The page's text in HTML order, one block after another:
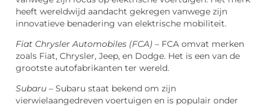
heeft wereldwijd aandacht gekregen vanwege zijn
innovatieve benadering van elektrische mobiliteit.
Fiat Chrysler Automobiles (FCA) – FCA omvat merken
zoals Fiat, Chrysler, Jeep, en Dodge. Het is een van de
grootste autofabrikanten ter wereld.
Subaru – Subaru staat bekend om zijn
vierwielaangedreven voertuigen en is populair onder